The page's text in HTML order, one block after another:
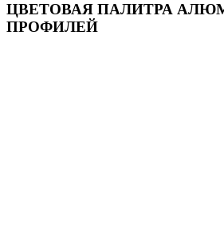
ЦВЕТОВАЯ ПАЛИТРА
ПРОФИЛЕЙ